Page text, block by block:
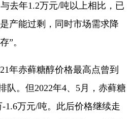
去年1.2万元/吨以上相比，已
产能过剩，同时市场需求降
”。
赤藓糖醇价格最高点曾到
队。但2022年4、5月，赤藓糖
1.6万元/吨。此后价格继续走